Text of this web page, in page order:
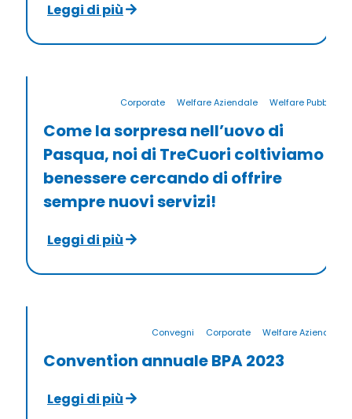
Leggi di più
Corporate Welfare Aziendale Welfare Pubblico
Come la sorpresa nell’uovo di
Pasqua, noi di TreCuori coltiviamo
benessere cercando di offrire
sempre nuovi servizi!
Leggi di più
Convegni Corporate Welfare Aziendale
Convention annuale BPA 2023
Leggi di più